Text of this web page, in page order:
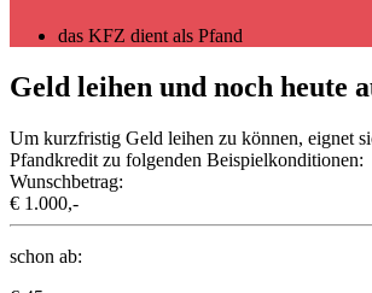
das KFZ dient als Pfand
Geld leihen und noch heute
Um kurzfristig Geld leihen zu können, eignet
Pfandkredit zu folgenden Beispielkonditionen:
Wunschbetrag:
€ 1.000,-
schon ab: